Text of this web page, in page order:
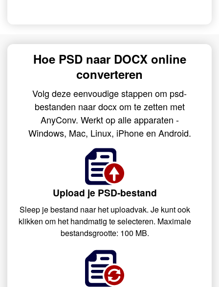
Hoe PSD naar DOCX online
converteren
Volg deze eenvoudige stappen om psd-
bestanden naar docx om te zetten met
AnyConv. Werkt op alle apparaten -
Windows, Mac, Linux, iPhone en Android.
Upload je PSD-bestand
Sleep je bestand naar het uploadvak. Je kunt ook
klikken om het handmatig te selecteren. Maximale
bestandsgrootte: 100 MB.